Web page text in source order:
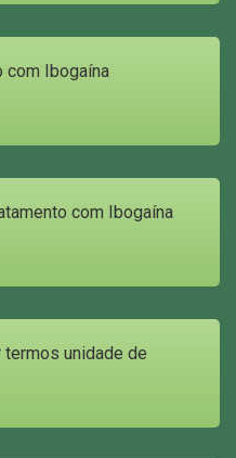
com Ibogaína
com Ibogaína
termos unidade de